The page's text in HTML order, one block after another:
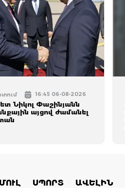
16:45 06-08-2026
Նիկոլ Փաշինյանն
այցով ժամանել
ՍՊՈՐՏ ԱՎԵԼԻՆ